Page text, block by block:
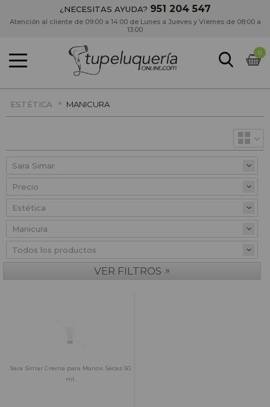
¿NECESITAS AYUDA? 951 204 547
Atención al cliente de 09:00 a 14:00 de Lunes a Jueves y Viernes de 08:00 a
13:00
0
ESTÉTICA » MANICURA
Precio
VER FILTROS »
Sara Simar Crema para Manos Secas 50
ml.